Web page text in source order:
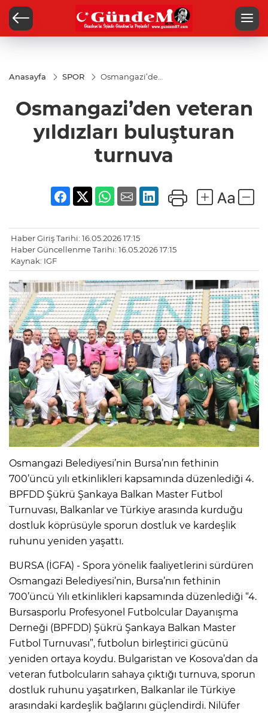
Anasayfa SPOR
Osmangazi’den
buluşturan
turnuva
Osmangazi’den veteran
yıldızları buluşturan
turnuva
Haber Giriş Tarihi: 16.05.2026 17:15
Haber Güncellenme Tarihi: 16.05.2026 17:15
Kaynak: IGF
Osmangazi Belediyesi’nin Bursa’nın fethinin
700’üncü yılı etkinlikleri kapsamında düzenlediği 4.
BPFDD Şükrü Şankaya Balkan Master Futbol
Turnuvası, Balkanlar ve Türkiye arasında kurduğu
dostluk köprüsüyle sporun dostluk ve kardeşlik
ruhunu yeniden yaşattı.
BURSA (İGFA) - Spora yönelik faaliyetlerini sürdüren
Osmangazi Belediyesi’nin, Bursa’nın fethinin
700’üncü Yılı etkinlikleri kapsamında düzenlediği “4.
Bursasporlu Profesyonel Futbolcular Dayanışma
Derneği (BPFDD) Şükrü Şankaya Balkan Master
Futbol Turnuvası”, futbolun birleştirici gücünü
yeniden ortaya koydu. Bulgaristan ve Kosova’dan da
veteran futbolcuların sahaya çıktığı turnuva, sporun
dostluk ruhunu yaşatırken, Balkanlar ile Türkiye
arasındaki kardeşlik bağlarını güçlendirdi. Nilüfer